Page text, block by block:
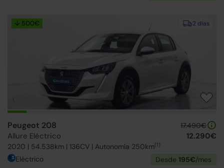
2 días
↓ 500€
Peugeot 208
Allure Eléctrico
2020 | 54.538km | 136CV | Autonomía 250km(1)
17.490€
12.290€
Eléctrico Desde 195€/mes